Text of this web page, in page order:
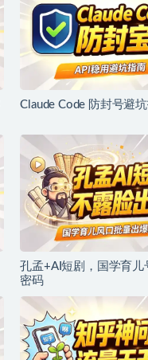
Claude Code 防封号避
孔孟+AI短剧，国学育儿
密码